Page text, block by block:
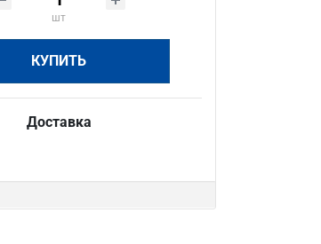
шт
КУПИТЬ
Доставка